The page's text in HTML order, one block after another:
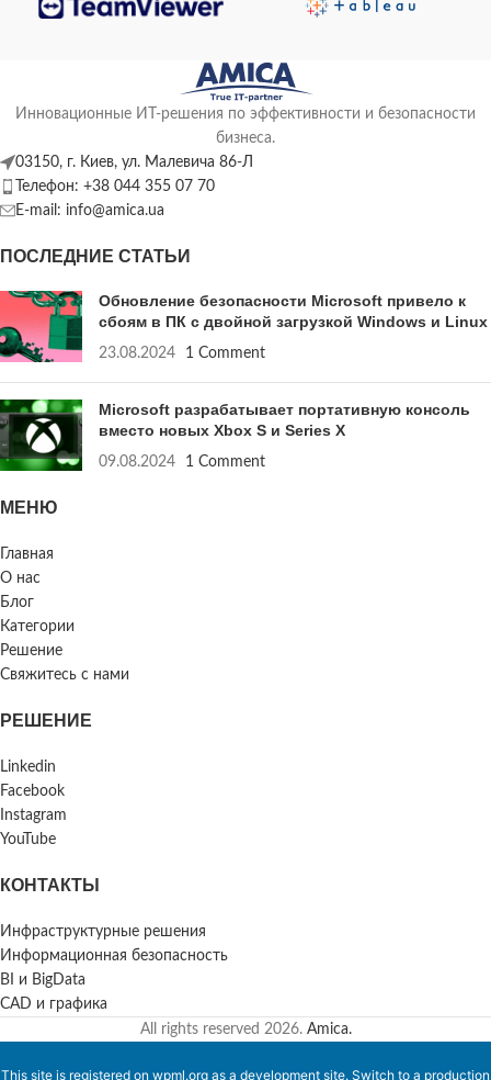
Инновационные ИТ-решения по эффективности и безопасности
бизнеса.
03150, г. Киев, ул. Малевича 86-Л
Телефон: +38 044 355 07 70
E-mail: info@amica.ua
ПОСЛЕДНИЕ СТАТЬИ
Обновление безопасности Microsoft привело к
сбоям в ПК с двойной загрузкой Windows и Linux
23.08.2024 1 Comment
Microsoft разрабатывает портативную консоль
вместо новых Xbox S и Series X
09.08.2024 1 Comment
МЕНЮ
Главная
О нас
Блог
Категории
Решение
Свяжитесь с нами
РЕШЕНИЕ
Linkedin
Facebook
Instagram
YouTube
КОНТАКТЫ
Инфраструктурные решения
Информационная безопасность
BI и BigData
CAD и графика
All rights reserved 2026. Amica.
This site is registered on wpml.org as a development site. Switch to a production